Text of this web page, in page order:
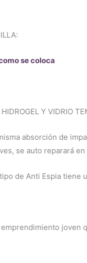
se coloca
Y VIDRIO
absorción de
se auto reparará
tipo de Anti Espia
emprendimiento